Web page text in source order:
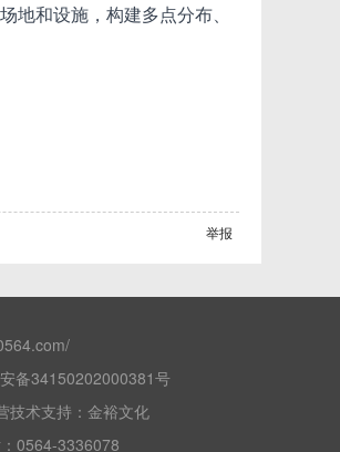
地和设施，构建多点分布、
举报
备34150202000381号
技术支持：金裕文化
0564-3336078